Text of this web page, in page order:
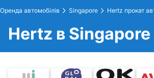
Оренда автомобілів Singapore Hertz прокат
Hertz в Singapore